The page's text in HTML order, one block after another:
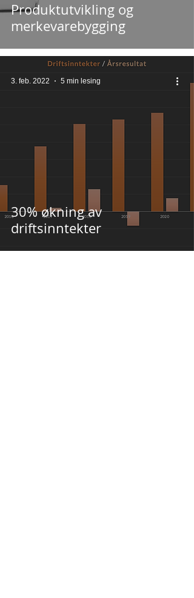
Produktutvikling og
merkevarebygging
30% økning av
driftsinntekter
3. feb. 2022 5 min lesing